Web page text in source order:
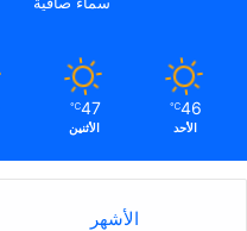
ل
46
℃
الأحد
47
℃
الأثنين
الأشهر